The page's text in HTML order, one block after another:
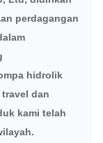
perdagangan
hidrolik
dan
kami telah